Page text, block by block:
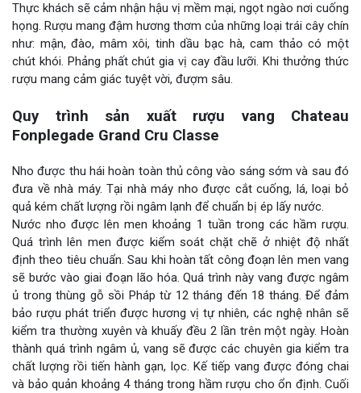
Thực khách sẽ cảm nhận hậu vị mềm mại, ngọt ngào nơi cuống
họng. Rượu mang đậm hương thơm của những loại trái cây chín
như: mận, đào, mâm xôi, tinh dầu bạc hà, cam thảo có một
chút khói. Phảng phất chút gia vị cay đầu lưỡi. Khi thưởng thức
rượu mang cảm giác tuyệt vời, đượm sâu.
Quy trình sản xuất rượu vang Chateau
Fonplegade Grand Cru Classe
Nho được thu hái hoàn toàn thủ công vào sáng sớm và sau đó
đưa về nhà máy. Tại nhà máy nho được cắt cuống, lá, loại bỏ
quả kém chất lượng rồi ngâm lạnh để chuẩn bị ép lấy nước.
Nước nho được lên men khoảng 1 tuần trong các hầm rượu.
Quá trình lên men được kiểm soát chặt chẽ ở nhiệt độ nhất
định theo tiêu chuẩn. Sau khi hoàn tất công đoạn lên men vang
sẽ bước vào giai đoạn lão hóa. Quá trình này vang được ngâm
ủ trong thùng gỗ sồi Pháp từ 12 tháng đến 18 tháng. Để đảm
bảo rượu phát triển được hương vị tự nhiên, các nghệ nhân sẽ
kiểm tra thường xuyên và khuấy đều 2 lần trên một ngày. Hoàn
thành quá trình ngâm ủ, vang sẽ được các chuyên gia kiểm tra
chất lượng rồi tiến hành gạn, lọc. Kế tiếp vang được đóng chai
và bảo quản khoảng 4 tháng trong hầm rượu cho ổn định. Cuối